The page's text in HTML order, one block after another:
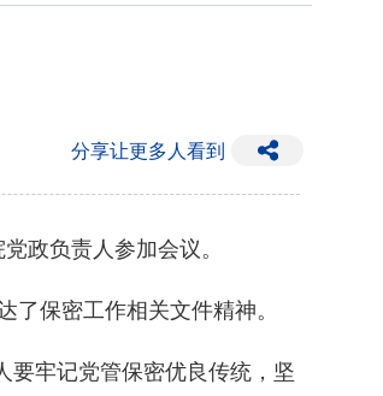
分享让更多人看到
政负责人参加会议。
保密工作相关文件精神。
要牢记党管保密优良传统，坚